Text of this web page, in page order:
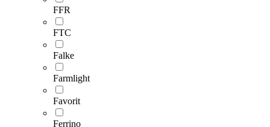
FFR
FTC
Falke
Farmlight
Favorit
Ferrino